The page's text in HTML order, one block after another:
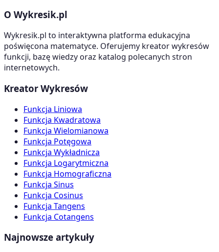
O Wykresik.pl
Wykresik.pl to interaktywna platforma edukacyjna
poświęcona matematyce. Oferujemy kreator wykresów
funkcji, bazę wiedzy oraz katalog polecanych stron
internetowych.
Kreator Wykresów
Funkcja Liniowa
Funkcja Kwadratowa
Funkcja Wielomianowa
Funkcja Potęgowa
Funkcja Wykładnicza
Funkcja Logarytmiczna
Funkcja Homograficzna
Funkcja Sinus
Funkcja Cosinus
Funkcja Tangens
Funkcja Cotangens
Najnowsze artykuły